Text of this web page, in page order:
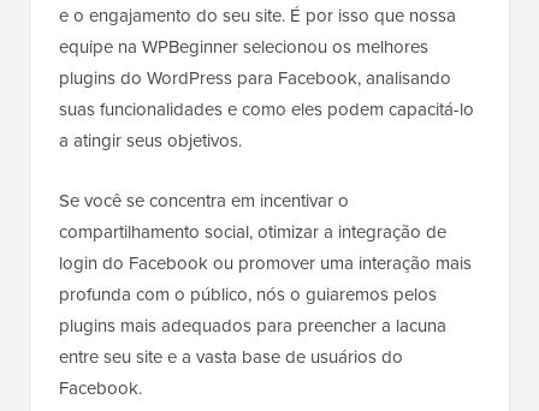
e o engajamento do seu site. É por isso que nossa
equipe na WPBeginner selecionou os melhores
plugins do WordPress para Facebook, analisando
suas funcionalidades e como eles podem capacitá-lo
a atingir seus objetivos.
Se você se concentra em incentivar o
compartilhamento social, otimizar a integração de
login do Facebook ou promover uma interação mais
profunda com o público, nós o guiaremos pelos
plugins mais adequados para preencher a lacuna
entre seu site e a vasta base de usuários do
Facebook.